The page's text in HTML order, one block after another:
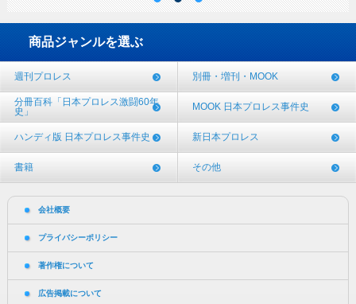
商品ジャンルを選ぶ
週刊プロレス 別冊・増刊・MOOK
分冊百科「日本プロレス激闘60年
史」
MOOK 日本プロレス事件史
ハンディ版 日本プロレス事件史 新日本プロレス
書籍 その他
会社概要
プライバシーポリシー
著作権について
広告掲載について